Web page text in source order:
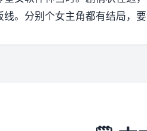
线。分别个女主角都有结局，